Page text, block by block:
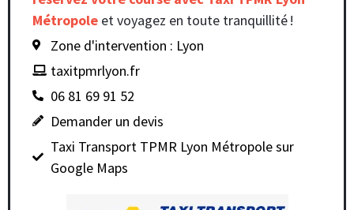
Métropole et voyagez en toute tranquillité !
Zone d'intervention : Lyon
taxitpmrlyon.fr
06 81 69 91 52
Demander un devis
Taxi Transport TPMR Lyon Métropole sur
Google Maps